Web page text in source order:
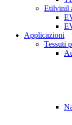
Etilvinil
Applicazioni
Tessuti